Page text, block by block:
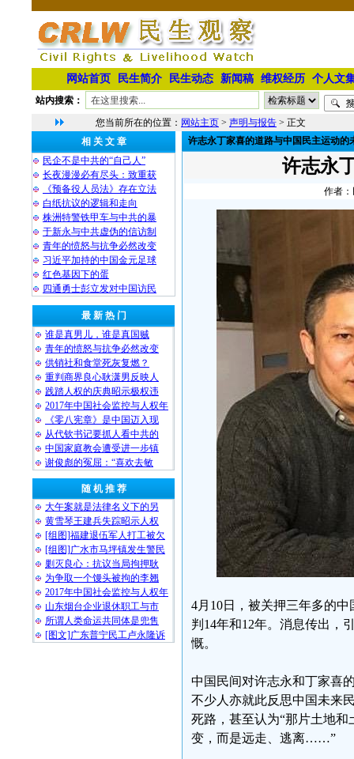
网站首页 民生简介 民生动态 新闻稿 维权经历 个人文
站内搜索：
您当前所在的位置： 网站主页 > 声明与报告 > 正文
相 关 文 章
民企不是中共的“自己人”
长夜漫漫必有尽头：致重获
《预备役人员法》存在立法
白纸抗议的逻辑和走向
株洲特警铁甲车与中共的暴
于新永与中共虚伪的信访制
青年的愤怒与抗争必然改变
习近平加持的中国金元足球
红色基因下的蛋
四通勇士彭立发对中国访民
最 新 热 门
谁是真男儿，谁是真国贼
青年的愤怒与抗争必然改变
供销社和食堂死灰复燃？
重判商界良心耿潇男反映人
践踏人权的庆典昭示极权违
2017年中国社会监控与人权年
《零八宪章》是中国迈入现
从代钦书记要抓人看中共的
中国家庭教会遭受进一步镇
谢俊彪的冤屈：“喜欢去敏
随 机 推 荐
大午案就是法律名义下的另
黄雪琴王建兵失踪昭示人权
[组图]福建退伍军人打工被欠
[组图]广水市马坪镇发生警民
剿灭良心：抗议当局拘押耿
为争取一个馒头被拘的李翘
2017年中国社会监控与人权年
山东烟台企业退休职工与市
所谓人类命运共同体是兜售
[图文]广东普宁民工卢永隆诉
许志永丁家喜的道路与中国民主运动的
许志永
作者：
4月10日，被关押三年多的
判14年和12年。消息传出，
慨。
中国民间对许志永和丁家喜
不少人亦就此反思中国未来
死路，甚至认为“那片土地
变，而是远走、逃离……”